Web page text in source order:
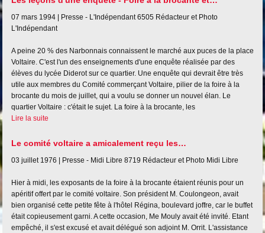
07 mars 1994 | Presse - L'Indépendant 6505 Rédacteur et Photo
L'Indépendant
A peine 20 % des Narbonnais connaissent le marché aux puces de la place
Voltaire. C'est l'un des enseignements d'une enquête réalisée par des
élèves du lycée Diderot sur ce quartier. Une enquête qui devrait être très
utile aux membres du Comité commerçant Voltaire, pilier de la foire à la
brocante du mois de juillet, qui a voulu se donner un nouvel élan. Le
quartier Voltaire : c'était le sujet. La foire à la brocante, les
Lire la suite
Le comité voltaire a amicalement reçu les…
03 juillet 1976 | Presse - Midi Libre 8719 Rédacteur et Photo Midi Libre
Hier à midi, les exposants de la foire à la brocante étaient réunis pour un
apéritif offert par le comité voltaire. Son président M. Coulongeon, avait
bien organisé cette petite fête à l'hôtel Régina, boulevard joffre, car le buffet
était copieusement garni. A cette occasion, Me Mouly avait été invité. Etant
empêché, il s'est excusé et avait délégué son adjoint M. Orrit. L'assistance